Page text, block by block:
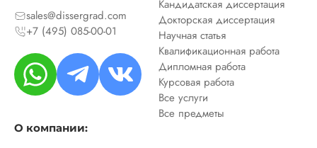
sales@dissergrad.com
+7 (495) 085-00-01
Кандидатская диссертация
Докторская диссертация
Научная статья
Квалификационная работа
Дипломная работа
Курсовая работа
Все услуги
Все предметы
О компании: